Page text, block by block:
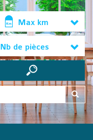
Max km
Nb de pièces